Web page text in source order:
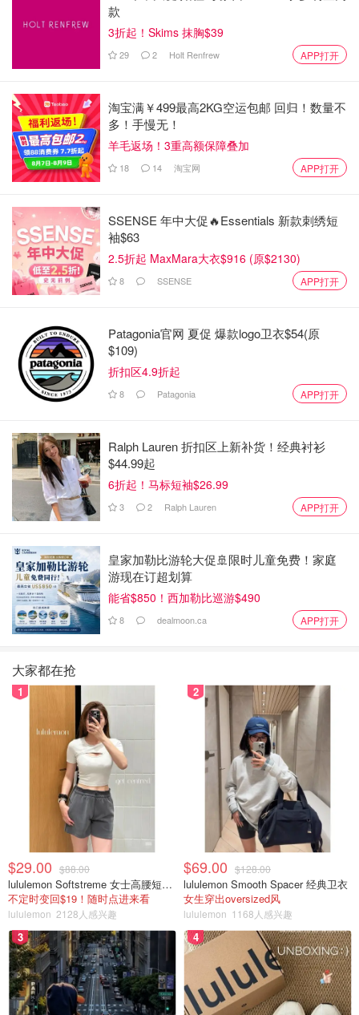
原创之星
款
3折起！Skims 抹胸$39
29 2 Holt Renfrew APP打开
淘宝满￥499最高2KG空运包邮 回归！数量不
多！手慢无！
羊毛返场！3重高额保障叠加
18 14 淘宝网 APP打开
SSENSE 年中大促🔥Essentials 新款刺绣短
袖$63
2.5折起 MaxMara大衣$916 (原$2130)
8 SSENSE APP打开
Patagonia官网 夏促 爆款logo卫衣$54(原
$109)
折扣区4.9折起
8 Patagonia APP打开
Ralph Lauren 折扣区上新补货！经典衬衫
$44.99起
6折起！马标短袖$26.99
3 2 Ralph Lauren APP打开
皇家加勒比游轮大促🚢限时儿童免费！家庭
游现在订超划算
能省$850！西加勒比巡游$490
8 dealmoon.ca APP打开
大家都在抢
1
$29.00 $88.00
lululemon Softstreme 女士高腰短裤 10cm
不定时变回$19！随时点进来看
lululemon 2128人感兴趣
2
$69.00 $128.00
lululemon Smooth Spacer 经典卫衣
女生穿出oversized风
lululemon 1168人感兴趣
3 4